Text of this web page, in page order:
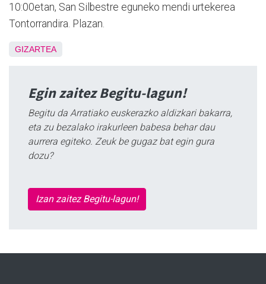
10:00etan, San Silbestre eguneko mendi urtekerea
Tontorrandira. Plazan.
GIZARTEA
Egin zaitez Begitu-lagun!
Begitu da Arratiako euskerazko aldizkari bakarra,
eta zu bezalako irakurleen babesa behar dau
aurrera egiteko. Zeuk be gugaz bat egin gura
dozu?
Izan zaitez Begitu-lagun!